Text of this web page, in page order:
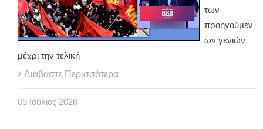
των
προηγούμεν
ων γενιών
μέχρι την τελική
Διαβάστε Περισσότερα
05 Ιούλιος 2026